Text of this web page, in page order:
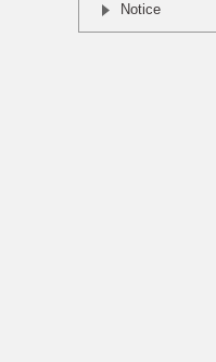
Notice